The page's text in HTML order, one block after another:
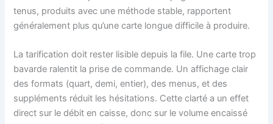
tenus, produits avec une méthode stable, rapportent
généralement plus qu’une carte longue difficile à produire.
La tarification doit rester lisible depuis la file. Une carte trop
bavarde ralentit la prise de commande. Un affichage clair
des formats (quart, demi, entier), des menus, et des
suppléments réduit les hésitations. Cette clarté a un effet
direct sur le débit en caisse, donc sur le volume encaissé